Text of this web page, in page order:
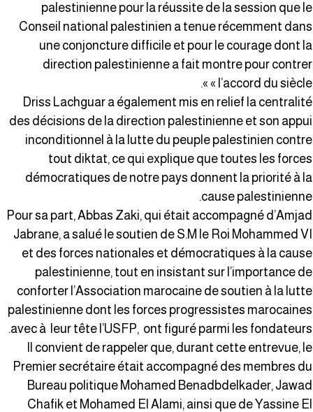
palestinienne pour la réussite de la session que
Conseil national palestinien a tenue récemment
une conjoncture difficile et pour le courage dont
direction palestinienne a fait montre pour
« l’accord du siècle
Driss Lachguar a également mis en relief la
des décisions de la direction palestinienne et son
inconditionnel à la lutte du peuple palestinien
tout diktat, ce qui explique que toutes les
démocratiques de notre pays donnent la priorité à
cause
Pour sa part, Abbas Zaki, qui était accompagné
Jabrane, a salué le soutien de S.M le Roi Mohammed
et des forces nationales et démocratiques à la
palestinienne, tout en insistant sur l’importance
conforter l’Association marocaine de soutien à la
palestinienne dont les forces progressistes
avec à leur tête l’USFP, ont figuré parmi les
Il convient de rappeler que, durant cette entrevue,
Premier secrétaire était accompagné des membres
Bureau politique Mohamed Benadbdelkader,
Chafik et Mohamed El Alami, ainsi que de Yassine